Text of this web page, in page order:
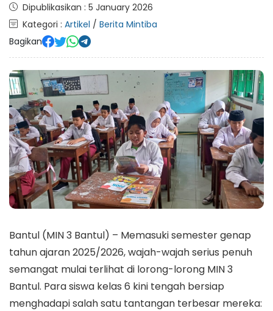
Dipublikasikan : 5 January 2026
Kategori : Artikel / Berita Mintiba
Bagikan
Bantul (MIN 3 Bantul) – Memasuki semester genap
tahun ajaran 2025/2026, wajah-wajah serius penuh
semangat mulai terlihat di lorong-lorong MIN 3
Bantul. Para siswa kelas 6 kini tengah bersiap
menghadapi salah satu tantangan terbesar mereka: